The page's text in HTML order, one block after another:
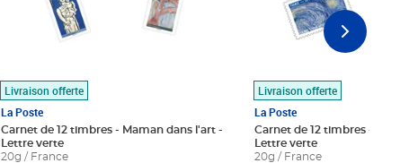
Livraison offerte
La Poste
Carnet de 12 timbres - Maman dans l'art -
Lettre verte
20g / France
Livraison offerte
La Poste
Carnet de 12 timbres - Le
Lettre verte
20g / France